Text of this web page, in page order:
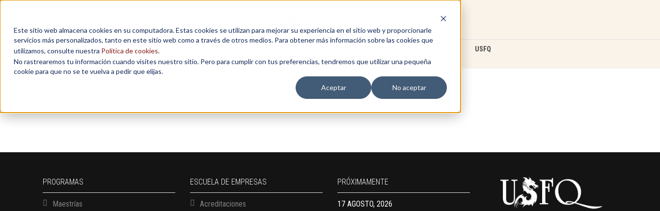
Este sitio web almacena cookies en su computadora. Estas cookies se utilizan para mejorar su experiencia en el sitio web y proporcionarle
servicios más personalizados, tanto en este sitio web como a través de otros medios. Para obtener más información sobre las cookies que
utilizamos, consulte nuestra Política de cookies.
No rastrearemos tu información cuando visites nuestro sitio. Pero para cumplir con tus preferencias, tendremos que utilizar una pequeña
cookie para que no se te vuelva a pedir que elijas.
Aceptar
No aceptar
USFQ
PROGRAMAS
Maestrías
ESCUELA DE EMPRESAS
Acreditaciones
PRÓXIMAMENTE
13 AGOSTO, 2026
17 AGOSTO, 2026
Gerencia de empresas familiares
17 AGOSTO, 2026